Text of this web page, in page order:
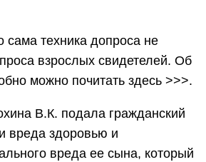
сама техника допроса не
взрослых свидетелей. Об
можно почитать здесь >>>.
В.К. подала гражданский
вреда здоровью и
вреда ее сына, который